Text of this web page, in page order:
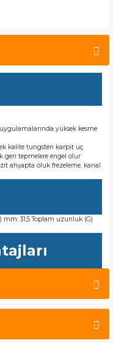
yüksek kesme
kalite tungsten karpit uç
geri tepmelere engel olur
ahşapta oluk frezeleme, kanal
31,5 Toplam uzunluk (G)